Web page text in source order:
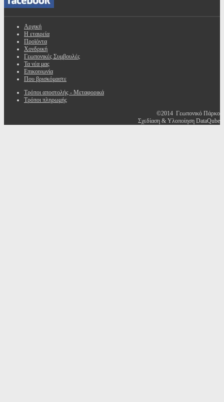
Αρχική
Η εταιρεία
Προϊόντα
Χονδρική
Γεωπονικές Συμβουλές
Τα νέα μας
Επικοινωνία
Που βρισκόμαστε
Τρόποι αποστολής - Μεταφορικά
Τρόποι πληρωμής
©2014 Γεωπονικό Πάρκο
Σχεδίαση & Υλοποίηση DataQube